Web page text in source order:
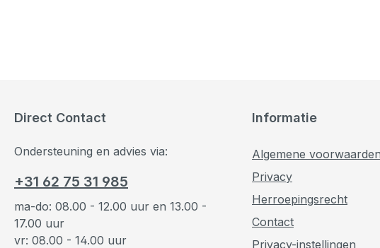
Direct Contact
Ondersteuning en advies via:
+31 62 75 31 985
ma-do: 08.00 - 12.00 uur en 13.00 -
17.00 uur
vr: 08.00 - 14.00 uur
Informatie
Algemene voorwaarden
Privacy
Herroepingsrecht
Contact
Privacy-instellingen